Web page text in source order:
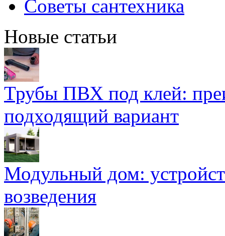
Советы сантехника
Новые статьи
Трубы ПВХ под клей:
подходящий вариант
Модульный дом:
возведения